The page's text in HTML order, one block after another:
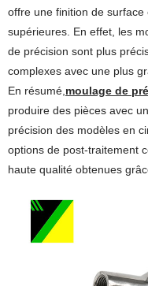
offre une finition de
supérieures. En effet, les
de précision sont plus
complexes avec une plus
En résumé,moulage de
produire des pièces avec
précision des modèles en
options de post-traitement
haute qualité obtenues